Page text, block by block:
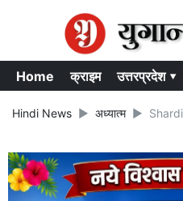
Home क्राइम उत्तरप्रदेश ▾
Hindi News अध्यात्म